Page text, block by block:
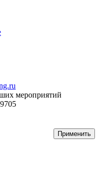
мероприятий
Применить